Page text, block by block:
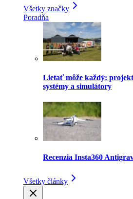
Všetky značky
Poradňa
Lietať môže každý:
systémy a simulátory
Recenzia Insta360
Všetky články